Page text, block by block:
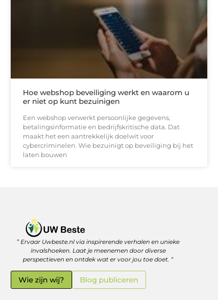
Hoe webshop beveiliging werkt en waarom u
er niet op kunt bezuinigen
Een webshop verwerkt persoonlijke gegevens,
betalingsinformatie en bedrijfskritische data. Dat
maakt het een aantrekkelijk doelwit voor
cybercriminelen. Wie bezuinigt op beveiliging bij het
laten bouwen
” Ervaar Uwbeste.nl via inspirerende verhalen en unieke
invalshoeken. Laat je meenemen door diverse
perspectieven en ontdek wat er voor jou toe doet. “
Wie zijn wij? Blog publiceren